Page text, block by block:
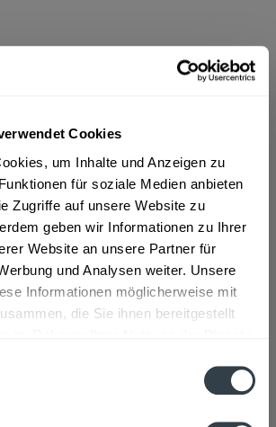
Cookies
um Inhalte und Anzeigen zu
für soziale Medien anbieten
Zugriffe auf unsere Website zu
geben wir Informationen zu Ihrer
Website an unsere Partner für
und Analysen weiter. Unsere
Informationen möglicherweise mit
die Sie ihnen bereitgestellt
23969